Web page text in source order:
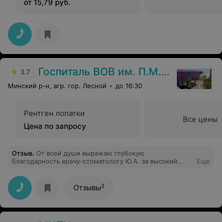
от 15,79 руб.
3.7 Госпиталь ВОВ им. П.М. Машерова
Минский р-н, агр. гор. Лесной до 16:30
Рентген лопатки
Цена по запросу
Все цены
Отзыв. От всей души выражаю глубокую
благодарность врачу-стоматологу Ю.А. за высокий
ко мне на приёмах у неё,ведь благодаря
аккуратному.чётко проведённому лечению,я получила
качественную стоматологическую помощь без боли!
Как прекрасно,что при выявленной проблеме с
зубами,мне встретился такой специалист!Её внимание
Еще
Отзывы3